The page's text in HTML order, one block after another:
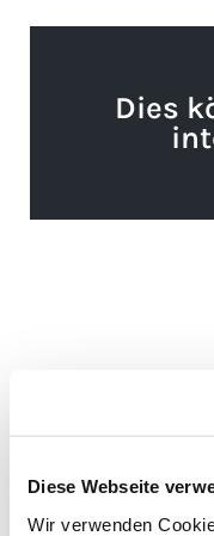
Diese Webseite
Wir verwenden
Dies